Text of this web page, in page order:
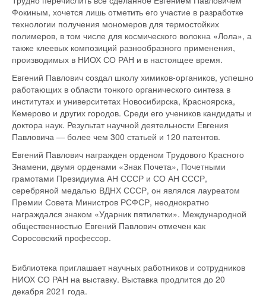
Фокиным, хочется лишь отметить его участие в разработке
технологии получения мономеров для термостойких
полимеров, в том числе для космического волокна «Лола», а
также клеевых композиций разнообразного применения,
производимых в НИОХ СО РАН и в настоящее время.
Евгений Павлович создал школу химиков-органиков, успешно
работающих в области тонкого органического синтеза в
институтах и университетах Новосибирска, Красноярска,
Кемерово и других городов. Среди его учеников кандидаты и
доктора наук. Результат научной деятельности Евгения
Павловича — более чем 300 статьей и 120 патентов.
Евгений Павлович награжден орденом Трудового Красного
Знамени, двумя орденами «Знак Почета», Почетными
грамотами Президиума АН СССР и СО АН СССР,
серебряной медалью ВДНХ СССР, он являлся лауреатом
Премии Совета Министров РСФСР, неоднократно
награждался знаком «Ударник пятилетки». Международной
общественностью Евгений Павлович отмечен как
Соросовский профессор.
Библиотека приглашает научных работников и сотрудников
НИОХ СО РАН на выставку. Выставка продлится до 20
декабря 2021 года.